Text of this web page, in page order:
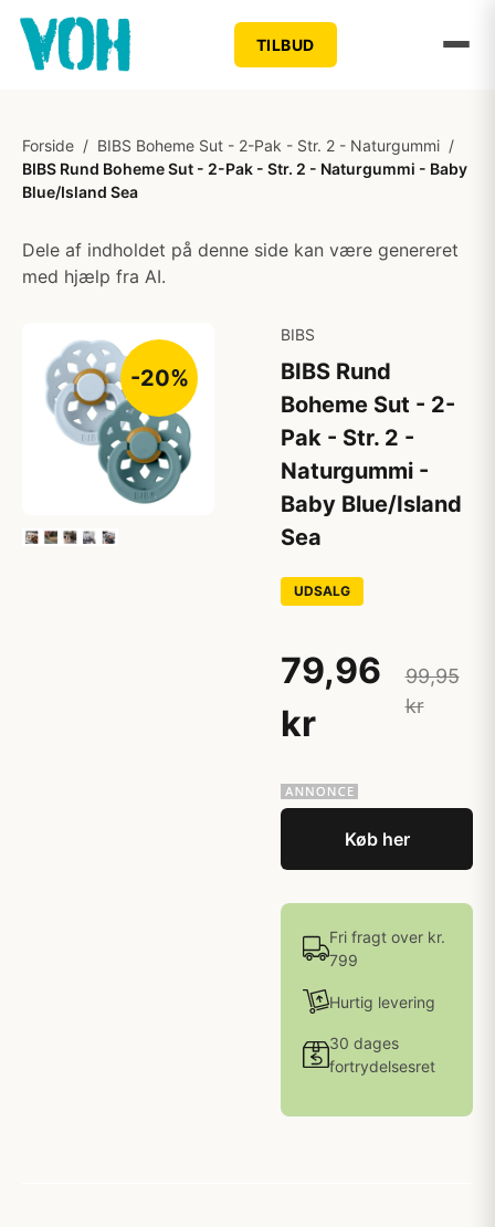
TILBUD
Forside / BIBS Boheme Sut - 2-Pak - Str. 2 - Naturgummi /
BIBS Rund Boheme Sut - 2-Pak - Str. 2 - Naturgummi - Baby
Blue/Island Sea
Dele af indholdet på denne side kan være genereret
med hjælp fra AI.
-20%
BIBS
BIBS Rund
Boheme Sut - 2-
Pak - Str. 2 -
Naturgummi -
Baby Blue/Island
Sea
UDSALG
79,96
kr
99,95
kr
Køb her
Fri fragt over kr.
799
Hurtig levering
30 dages
fortrydelsesret